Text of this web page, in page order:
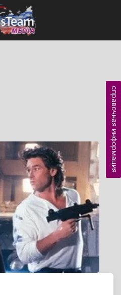
справочная информация